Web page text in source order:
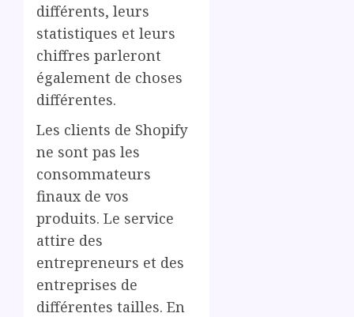
différents, leurs
statistiques et leurs
chiffres parleront
également de choses
différentes.
Les clients de Shopify
ne sont pas les
consommateurs
finaux de vos
produits. Le service
attire des
entrepreneurs et des
entreprises de
différentes tailles. En